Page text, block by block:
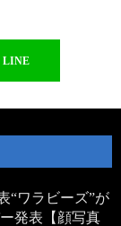
LINE
“ワラビーズ”が
発表【顔写真